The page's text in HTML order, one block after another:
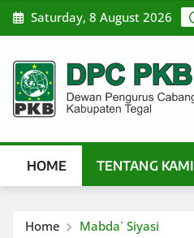
Skip
to
Saturday, 8 August 2026
HOME TENTANG KAMI
Home Mabda` Siyasi